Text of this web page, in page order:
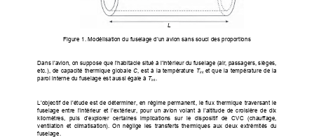
Figure 1. Modélisation du fuselage d’un avion sans souci des proportions
Dans l’avion, on suppose que l’habitacle situé à l’intérieur du fuselage (air, passagers, sièges,
etc.), de capacité thermique globale C, est à la température Tint et que la température de la
paroi interne du fuselage est aussi égale à Tint
L’objectif de l’étude est de déterminer, en régime permanent, le flux thermique traversant le
fuselage  entre  l’intérieur  et  l’extérieur,  pour  un  avion  volant  à  l’altitude  de  croisière  de  dix
kilomètres,  puis  d’explorer  certaines  implications  sur  le  dispositif  de  CVC  (chauffage,
ventilation  et  climatisation).  On  néglige  les  transferts  thermiques  aux  deux  extrémités  du
fuselage.
L